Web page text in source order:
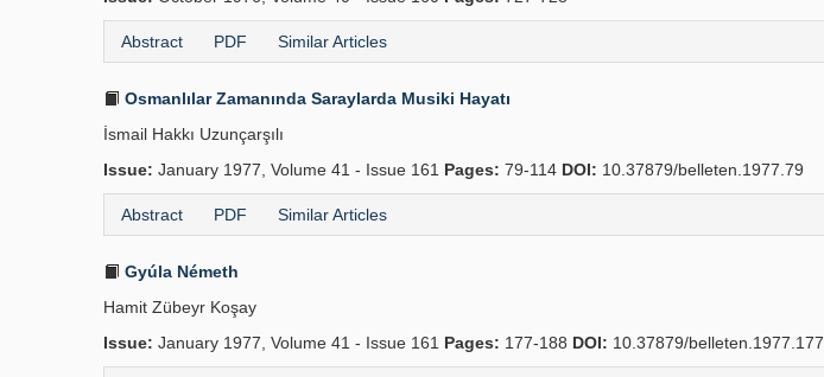
Abstract PDF Similar Articles
Osmanlılar Zamanında Saraylarda Musiki Hayatı
İsmail Hakkı Uzunçarşılı
Issue: January 1977, Volume 41 - Issue 161 Pages: 79-114 DOI: 10.37879/belleten.1977.79
Abstract PDF Similar Articles
Gyúla Németh
Hamit Zübeyr Koşay
Issue: January 1977, Volume 41 - Issue 161 Pages: 177-188 DOI: 10.37879/belleten.1977.177